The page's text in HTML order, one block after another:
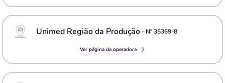
Unimed Região da Produção- Nº35369-8
Ver página da operadora